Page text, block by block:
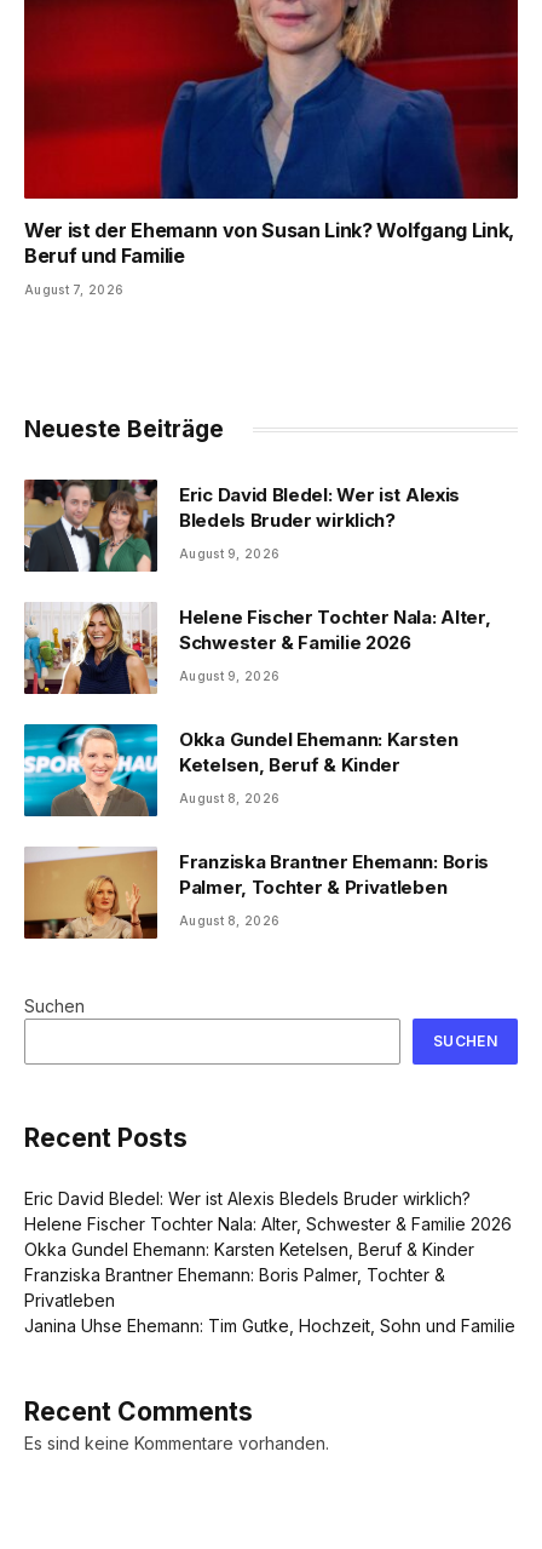
Wer ist der Ehemann von Susan Link? Wolfgang Link,
Beruf und Familie
August 7, 2026
Neueste Beiträge
Eric David Bledel: Wer ist Alexis
Bledels Bruder wirklich?
August 9, 2026
Helene Fischer Tochter Nala: Alter,
Schwester & Familie 2026
August 9, 2026
Okka Gundel Ehemann: Karsten
Ketelsen, Beruf & Kinder
August 8, 2026
Franziska Brantner Ehemann: Boris
Palmer, Tochter & Privatleben
August 8, 2026
Suchen
SUCHEN
Recent Posts
Eric David Bledel: Wer ist Alexis Bledels Bruder wirklich?
Helene Fischer Tochter Nala: Alter, Schwester & Familie 2026
Okka Gundel Ehemann: Karsten Ketelsen, Beruf & Kinder
Franziska Brantner Ehemann: Boris Palmer, Tochter &
Privatleben
Janina Uhse Ehemann: Tim Gutke, Hochzeit, Sohn und Familie
Recent Comments
Es sind keine Kommentare vorhanden.